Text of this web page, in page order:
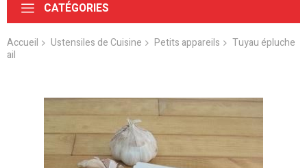
CATÉGORIES
Accueil Ustensiles de Cuisine Petits appareils
Tuyau épluche
ail